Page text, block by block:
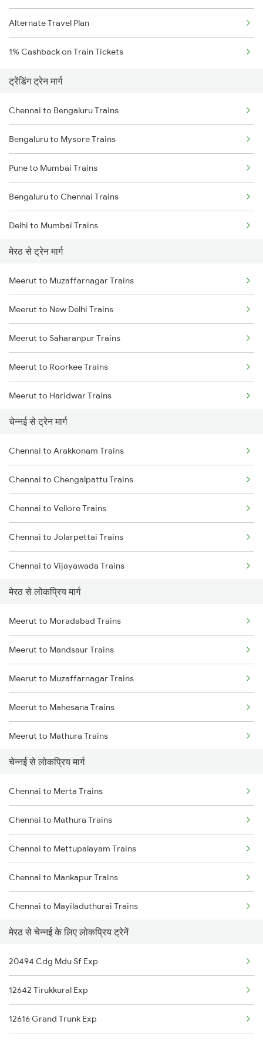
Alternate Travel Plan
1% Cashback on Train Tickets
ट्रेंडिंग ट्रेन मार्ग
Chennai to Bengaluru Trains
Bengaluru to Mysore Trains
Pune to Mumbai Trains
Bengaluru to Chennai Trains
Delhi to Mumbai Trains
Mumbai to Pune Trains
Delhi to Jammu Trains
Mumbai to Delhi Trains
Mumbai to Goa Trains
Chennai to Coimbatore Trains
मेरठ से ट्रेन मार्ग
Meerut to Muzaffarnagar Trains
Meerut to New Delhi Trains
Meerut to Saharanpur Trains
Meerut to Roorkee Trains
Meerut to Haridwar Trains
चेन्नई से ट्रेन मार्ग
Chennai to Arakkonam Trains
Chennai to Chengalpattu Trains
Chennai to Vellore Trains
Chennai to Jolarpettai Trains
Chennai to Vijayawada Trains
Chennai to Salem Trains
Chennai to Virudhachalam Trains
Chennai to Ongole Trains
Chennai to Melmaruvathur Trains
Chennai to Erode Trains
Chennai to Gudur Trains
Chennai to Dindigul Trains
Chennai to Madurai Trains
मेरठ से लोकप्रिय मार्ग
Meerut to Moradabad Trains
Meerut to Mandsaur Trains
Meerut to Muzaffarnagar Trains
Meerut to Mahesana Trains
Meerut to Mathura Trains
Meerut to Muradnagar Trains
Meerut to Nagda Trains
Meerut to New Delhi Trains
Meerut to Nagpur Trains
Meerut to Nashik Trains
Meerut to Neemuch Trains
Meerut to Phagwara Trains
चेन्नई से लोकप्रिय मार्ग
Chennai to Merta Trains
Chennai to Mathura Trains
Chennai to Mettupalayam Trains
Chennai to Mankapur Trains
Chennai to Mayiladuthurai Trains
Chennai to Mavelikkara Trains
Chennai to Thoothukudi Trains
Chennai to Mariani Trains
Chennai to Mandya Trains
मेरठ से चेन्नई के लिए लोकप्रिय ट्रेनें
20494 Cdg Mdu Sf Exp
12642 Tirukkural Exp
12616 Grand Trunk Exp